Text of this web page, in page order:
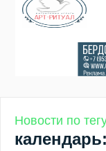
Новости по